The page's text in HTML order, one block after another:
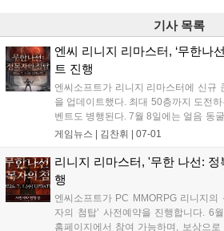
기사 목록
엔씨 리니지 리마스터, ‘무한나
트 진행
엔씨소프트가 리니지 리마스터에 신규
을 업데이트했다. 최대 50층까지 도전
벤트도 병행된다. 7월 8일에는 얼음 동
대4 팀전 PVP 정의의 콜로세움이 추
세한 내용은 공식 홈페이지에서 확인 가
게임뉴스 | 김찬휘 07-01
리니지 리마스터, '무한 나선:
행
엔씨소프트가 PC MMORPG 리니지의
자의 첨탑’ 사전예약을 진행합니다. 6
홈페이지에서 참여 가능하며, 보상으